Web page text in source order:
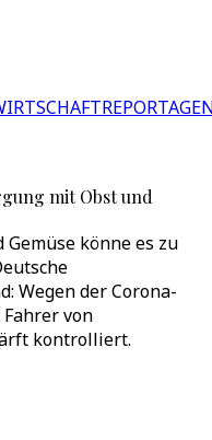
mit Obst und
könne es zu
Wegen der Corona-
von
kontrolliert.